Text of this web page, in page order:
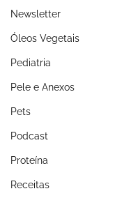
Newsletter
Óleos Vegetais
Pediatria
Pele e Anexos
Pets
Podcast
Proteína
Receitas